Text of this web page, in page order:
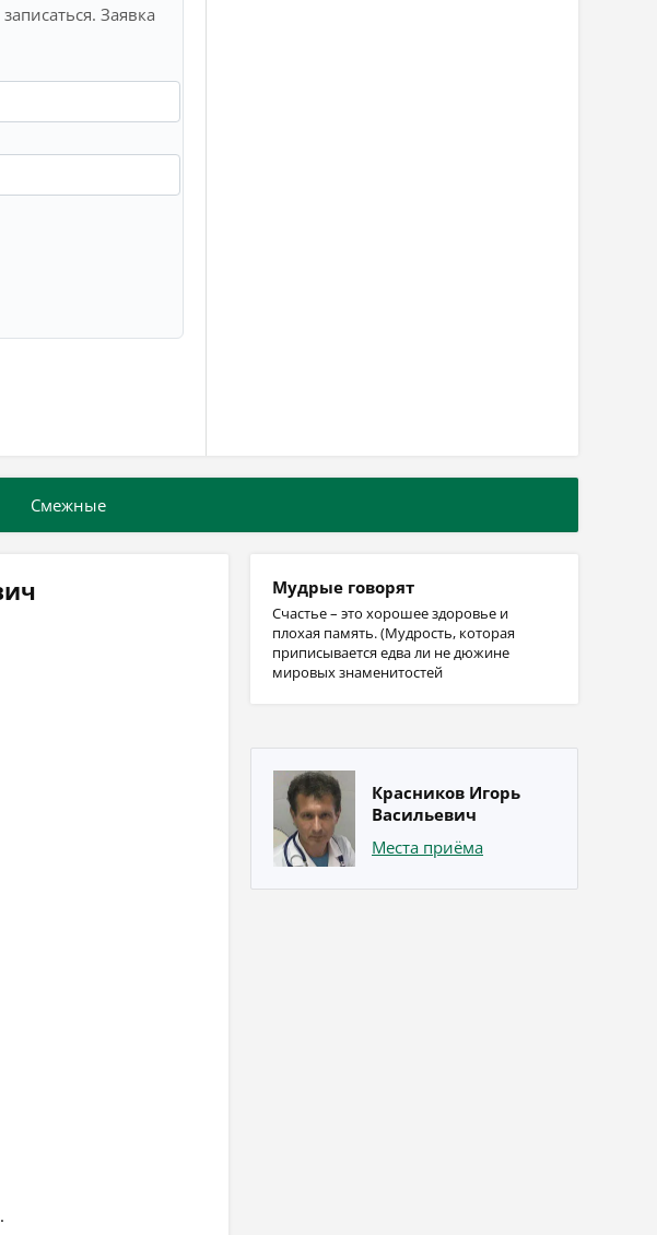
Заявка
Смежные
Мудрые говорят
Счастье – это хорошее здоровье и
плохая память. (Мудрость, которая
приписывается едва ли не дюжине
мировых знаменитостей
Красников Игорь
Васильевич
Места приёма